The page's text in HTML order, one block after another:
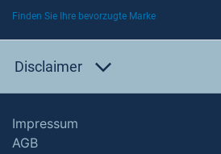
Finden Sie Ihre bevorzugte Marke
Disclaimer
Impressum
AGB